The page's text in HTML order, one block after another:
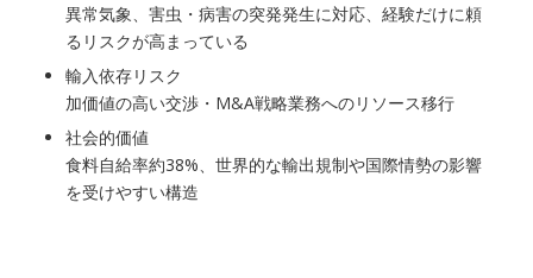
異常気象、害虫・病害の突発発生に対応、経験だけに頼
るリスクが高まっている
輸入依存リスク
加価値の高い交渉・M&A戦略業務へのリソース移行
社会的価値
食料自給率約38%、世界的な輸出規制や国際情勢の影響
を受けやすい構造